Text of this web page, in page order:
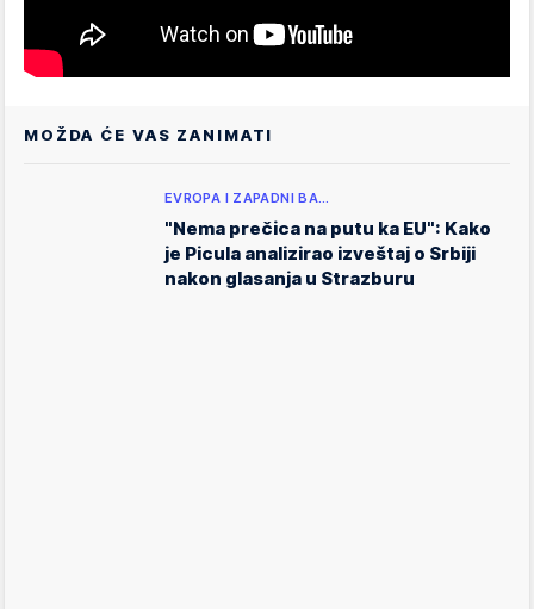
MOŽDA ĆE VAS ZANIMATI
EVROPA I ZAPADNI BA…
"Nema prečica na putu ka EU": Kako
je Picula analizirao izveštaj o Srbiji
nakon glasanja u Strazburu